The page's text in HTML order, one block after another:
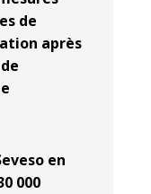
de
après
en
000